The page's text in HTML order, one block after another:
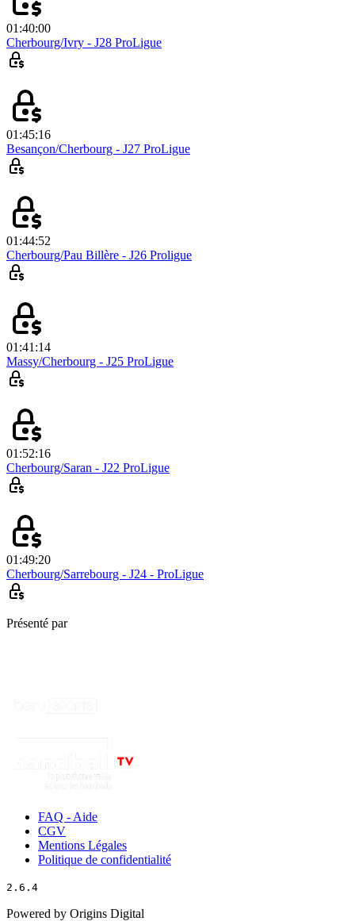
01:40:00
Cherbourg/Ivry - J28 ProLigue
01:45:16
Besançon/Cherbourg - J27 ProLigue
01:44:52
Cherbourg/Pau Billère - J26 Proligue
01:41:14
Massy/Cherbourg - J25 ProLigue
01:52:16
Cherbourg/Saran - J22 ProLigue
01:49:20
Cherbourg/Sarrebourg - J24 - ProLigue
Présenté par
FAQ - Aide
CGV
Mentions Légales
Politique de confidentialité
2.6.4
Powered by Origins Digital